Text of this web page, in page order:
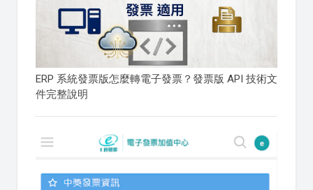
ERP 系統發票版怎麼轉電子發票？發票版 API 技術文
件完整說明